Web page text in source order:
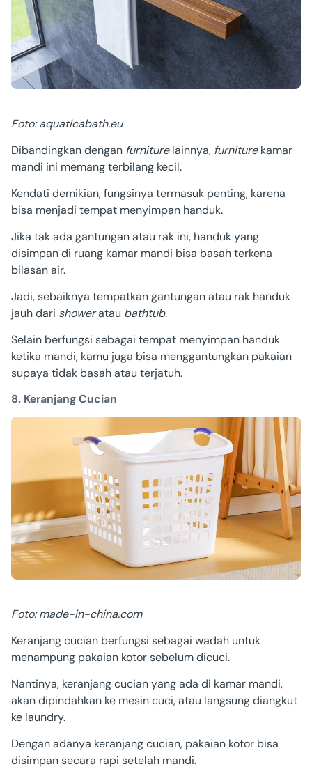
Foto: aquaticabath.eu
Dibandingkan dengan furniturelainnya, furniturekamar
mandi ini memang terbilang kecil.
Kendati demikian, fungsinya termasuk penting, karena
bisa menjadi tempat menyimpan handuk.
Jika tak ada gantungan atau rak ini, handuk yang
disimpan di ruang kamar mandi bisa basah terkena
bilasan air.
Jadi, sebaiknya tempatkan gantungan atau rak handuk
jauh dari showeratau bathtub.
Selain berfungsi sebagai tempat menyimpan handuk
ketika mandi, kamu juga bisa menggantungkan pakaian
supaya tidak basah atau terjatuh.
8. Keranjang Cucian
Foto: made-in-china.com
Keranjang cucian berfungsi sebagai wadah untuk
menampung pakaian kotor sebelum dicuci.
Nantinya, keranjang cucian yang ada di kamar mandi,
akan dipindahkan ke mesin cuci, atau langsung diangkut
ke laundry.
Dengan adanya keranjang cucian, pakaian kotor bisa
disimpan secara rapi setelah mandi.